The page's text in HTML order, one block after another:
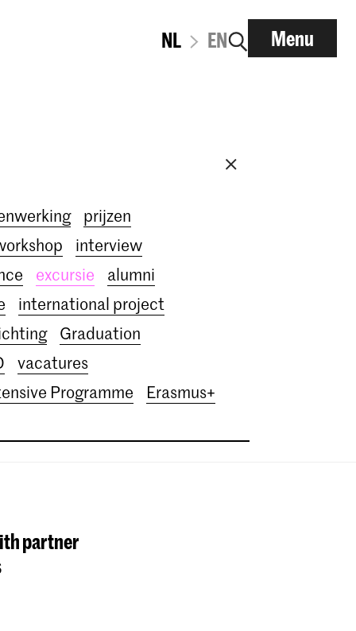
NL EN Menu
prijzen
interview
excursie
alumni
international project
Graduation
vacatures
Programme
Erasmus+
partner